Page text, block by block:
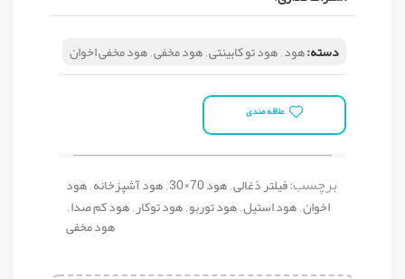
دسته:هود,هود تو کابینتی,هود مخفی,هود مخفی اخوان
علاقه مندی
برچسب:فیلتر ذغالی,هود 70×30 ,هود آشپزخانه,هود
اخوان,هود استیل,هود توربو,هود توکار,هود کم صدا,
هود مخفی